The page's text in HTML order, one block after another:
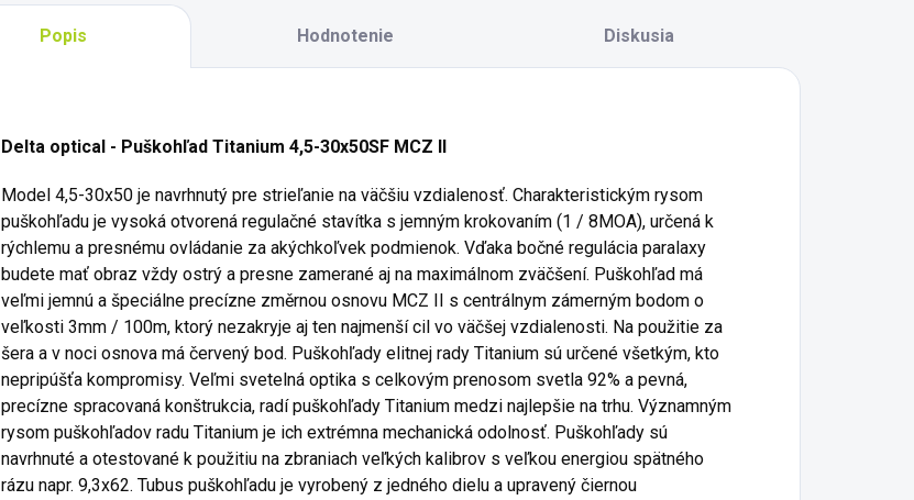
Popis Hodnotenie Diskusia
Delta optical - Puškohľad Titanium 4,5-30x50SF MCZ II
Model 4,5-30x50 je navrhnutý pre strieľanie na väčšiu vzdialenosť. Charakteristickým rysom
puškohľadu je vysoká otvorená regulačné stavítka s jemným krokovaním (1 / 8MOA), určená k
rýchlemu a presnému ovládanie za akýchkoľvek podmienok. Vďaka bočné regulácia paralaxy
budete mať obraz vždy ostrý a presne zamerané aj na maximálnom zväčšení. Puškohľad má
veľmi jemnú a špeciálne precízne změrnou osnovu MCZ II s centrálnym zámerným bodom o
veľkosti 3mm / 100m, ktorý nezakryje aj ten najmenší cil vo väčšej vzdialenosti. Na použitie za
šera a v noci osnova má červený bod. Puškohľady elitnej rady Titanium sú určené všetkým, kto
nepripúšťa kompromisy. Veľmi svetelná optika s celkovým prenosom svetla 92% a pevná,
precízne spracovaná konštrukcia, radí puškohľady Titanium medzi najlepšie na trhu. Významným
rysom puškohľadov radu Titanium je ich extrémna mechanická odolnosť. Puškohľady sú
navrhnuté a otestované k použitiu na zbraniach veľkých kalibrov s veľkou energiou spätného
rázu napr. 9,3x62. Tubus puškohľadu je vyrobený z jedného dielu a upravený čiernou